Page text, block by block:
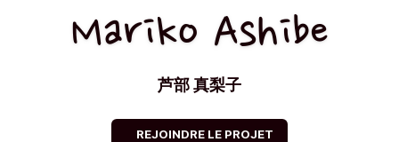
Mariko Ashibe
芦部 真梨子
REJOINDRE LE PROJET